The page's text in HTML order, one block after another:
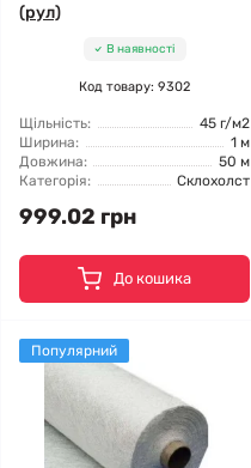
(рул)
В наявності
Код товару: 9302
Щільність:
45 г/м2
Ширина:
1 м
Довжина:
50 м
Категорія:
Склохолст
999.02 грн
До кошика
Популярний